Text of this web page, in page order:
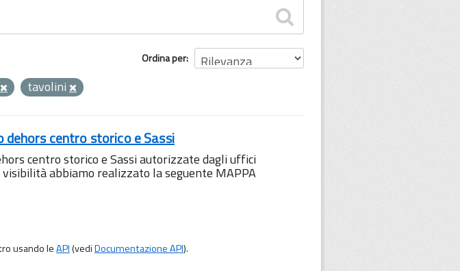
Ordina per
tavolini
dehors centro storico e Sassi
centro storico e Sassi autorizzate dagli uffici
abbiamo realizzato la seguente MAPPA
usando leAPI(vediDocumentazione API).